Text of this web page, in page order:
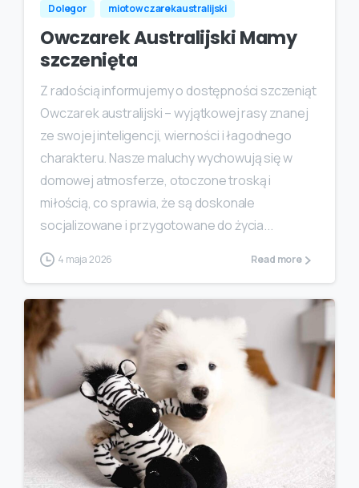
Dolegor miotowczarekaustralijski
Owczarek Australijski Mamy
szczenięta
Z radością informujemy o dostępności szczeniąt
Owczarek australijski – wyjątkowej rasy znanej
ze swojej inteligencji, wierności i łagodnego
charakteru. Nasze maluchy wychowują się w
domowej atmosferze, otoczone troską i
miłością, co sprawia, że są doskonale
socjalizowane i przygotowane do życia...
4 maja 2026 Read more